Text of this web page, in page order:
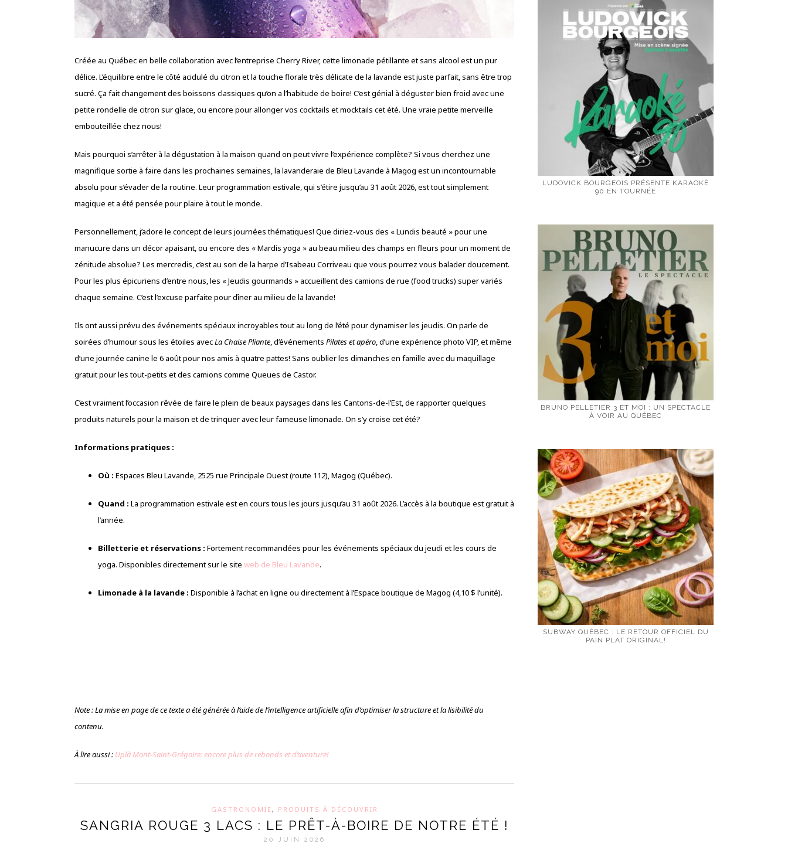
Créée au Québec en belle collaboration avec l’entreprise Cherry River, cette limonade pétillante et sans alcool est un pur
délice. L’équilibre entre le côté acidulé du citron et la touche florale très délicate de la lavande est juste parfait, sans être trop
sucré. Ça fait changement des boissons classiques qu’on a l’habitude de boire! C’est génial à déguster bien froid avec une
petite rondelle de citron sur glace, ou encore pour allonger vos cocktails et mocktails cet été. Une vraie petite merveille
embouteillée chez nous!
Mais pourquoi s’arrêter à la dégustation à la maison quand on peut vivre l’expérience complète? Si vous cherchez une
magnifique sortie à faire dans les prochaines semaines, la lavanderaie de Bleu Lavande à Magog est un incontournable
absolu pour s’évader de la routine. Leur programmation estivale, qui s’étire jusqu’au 31 août 2026, est tout simplement
magique et a été pensée pour plaire à tout le monde.
Personnellement, j’adore le concept de leurs journées thématiques! Que diriez-vous des « Lundis beauté » pour une
manucure dans un décor apaisant, ou encore des « Mardis yoga » au beau milieu des champs en fleurs pour un moment de
zénitude absolue? Les mercredis, c’est au son de la harpe d’Isabeau Corriveau que vous pourrez vous balader doucement.
Pour les plus épicuriens d’entre nous, les « Jeudis gourmands » accueillent des camions de rue (food trucks) super variés
chaque semaine. C’est l’excuse parfaite pour dîner au milieu de la lavande!
Ils ont aussi prévu des événements spéciaux incroyables tout au long de l’été pour dynamiser les jeudis. On parle de
soirées d’humour sous les étoiles avecLa Chaise Pliante, d’événements Pilates et apéro, d’une expérience photo VIP, et même
d’une journée canine le 6 août pour nos amis à quatre pattes! Sans oublier les dimanches en famille avec du maquillage
gratuit pour les tout-petits et des camions comme Queues de Castor.
C’est vraiment l’occasion rêvée de faire le plein de beaux paysages dans les Cantons-de-l’Est, de rapporter quelques
produits naturels pour la maison et de trinquer avec leur fameuse limonade. On s’y croise cet été?
Informations pratiques :
Où : Espaces Bleu Lavande, 2525 rue Principale Ouest (route 112), Magog (Québec).
Quand : La programmation estivale est en cours tous les jours jusqu’au 31 août 2026. L’accès à la boutique est gratuit à
l’année.
Billetterie et réservations : Fortement recommandées pour les événements spéciaux du jeudi et les cours de
yoga. Disponibles directement sur le site web de Bleu Lavande.
Limonade à la lavande : Disponible à l’achat en ligne ou directement à l’Espace boutique de Magog (4,10 $ l’unité).
Note : La mise en page de ce texte a été générée à l’aide de l’intelligence artificielle afin d’optimiser la structure et la lisibilité du
contenu.
À lire aussi : Uplà Mont-Saint-Grégoire: encore plus de rebonds et d’aventure!
GASTRONOMIE , PRODUITS À DÉCOUVRIR
SANGRIA ROUGE 3 LACS : LE PRÊT-À-BOIRE DE NOTRE ÉTÉ !
20 JUIN 2026
LUDOVICK BOURGEOIS PRÉSENTE KARAOKÉ
90 EN TOURNÉE
BRUNO PELLETIER 3 ET MOI : UN SPECTACLE
À VOIR AU QUÉBEC
SUBWAY QUÉBEC : LE RETOUR OFFICIEL DU
PAIN PLAT ORIGINAL!